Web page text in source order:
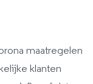
maatregelen
klanten